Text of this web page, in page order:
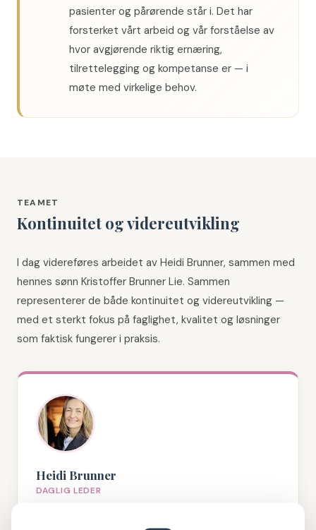
pasienter og pårørende står i. Det har
forsterket vårt arbeid og vår forståelse av
hvor avgjørende riktig ernæring,
tilrettelegging og kompetanse er — i
møte med virkelige behov.
TEAMET
Kontinuitet og videreutvikling
I dag videreføres arbeidet av Heidi Brunner, sammen med
hennes sønn Kristoffer Brunner Lie. Sammen
representerer de både kontinuitet og videreutvikling —
med et sterkt fokus på faglighet, kvalitet og løsninger
som faktisk fungerer i praksis.
Heidi Brunner
DAGLIG LEDER